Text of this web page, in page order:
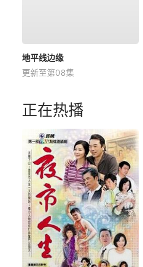
地平线边缘
更新至第08集
正在热播